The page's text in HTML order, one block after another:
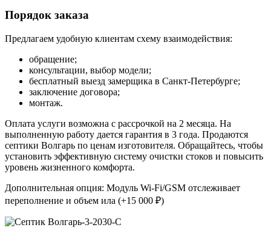
Порядок заказа
Предлагаем удобную клиентам схему взаимодействия:
обращение;
консультации, выбор модели;
бесплатный выезд замерщика в Санкт-Петербурге;
заключение договора;
монтаж.
Оплата услуги возможна с рассрочкой на 2 месяца. На
выполненную работу дается гарантия в 3 года. Продаются
септики Волгарь по ценам изготовителя. Обращайтесь, чтобы
установить эффективную систему очистки стоков и повысить
уровень жизненного комфорта.
Дополнительная опция: Модуль Wi-Fi/GSM отслеживает
переполнение и объем ила (+15 000 ₽)